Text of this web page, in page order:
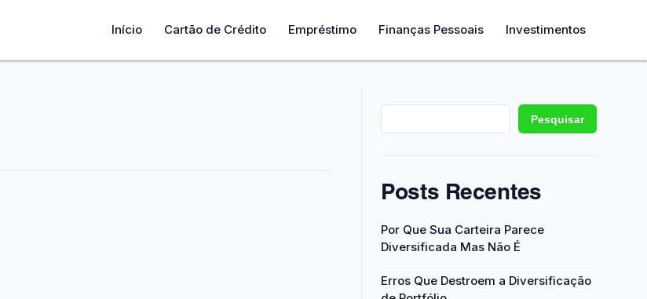
Início Cartão de Crédito Empréstimo Finanças Pessoais Investimentos
Pesquisar
Posts Recentes
Por Que Sua Carteira Parece
Diversificada Mas Não É
Erros Que Destroem a Diversificação